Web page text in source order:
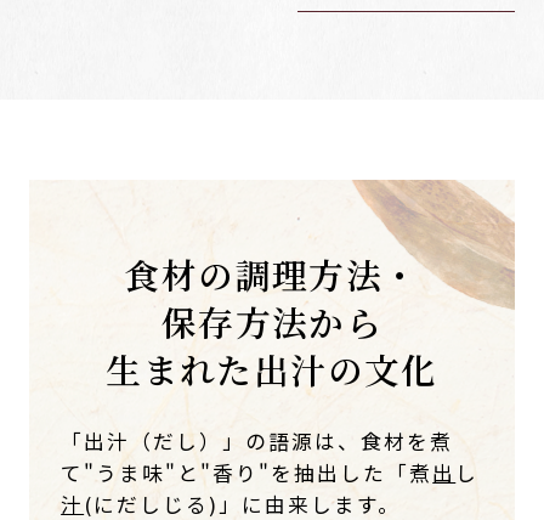
食材の調理方法・
保存方法から
生まれた出汁の文化
「出汁（だし）」の語源は、食材を煮
て"うま味"と"香り"を抽出した「煮出 し
汁 (にだしじる)」に由来します。